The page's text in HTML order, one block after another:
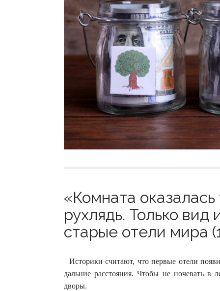
«Комната
рухлядь. Только
старые отели мира
Историки считают, что первые отели
дальние расстояния. Чтобы не ночевать в
дворы.